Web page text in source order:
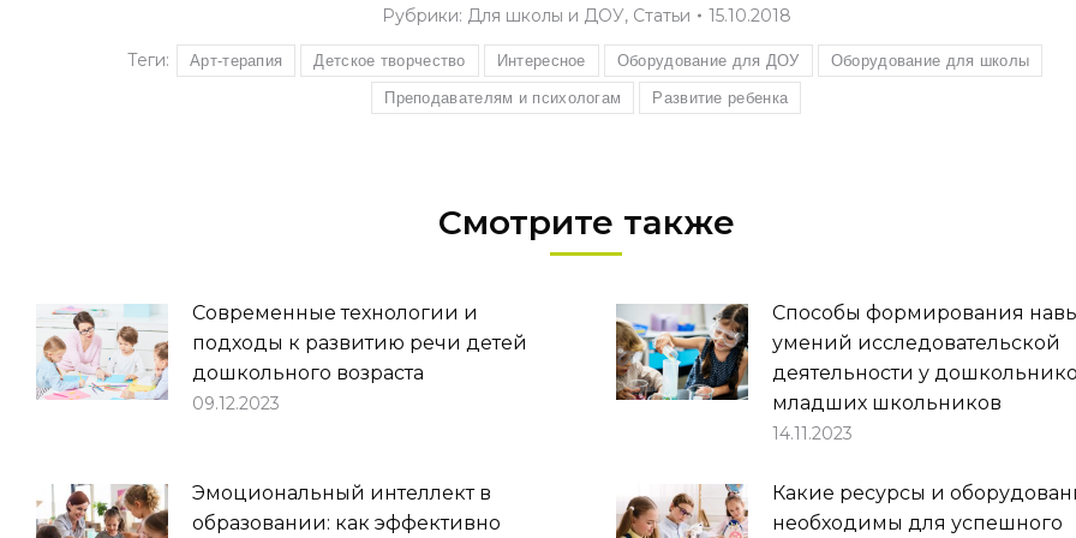
Рубрики: Для школы и ДОУ, Статьи 15.10.2018
Теги: Арт-терапия Детское творчество Интересное Оборудование для ДОУ Оборудование для школы
Преподавателям и психологам Развитие ребенка
Смотрите также
Современные технологии и
подходы к развитию речи детей
дошкольного возраста
09.12.2023
Способы формирования
умений исследовательской
деятельности у
младших школьников
14.11.2023
Эмоциональный интеллект в
образовании: как эффективно
Какие ресурсы и
необходимы для успешного